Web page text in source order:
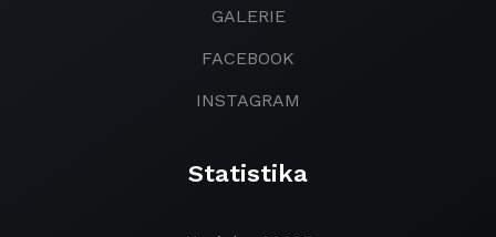
GALERIE
FACEBOOK
INSTAGRAM
Statistika